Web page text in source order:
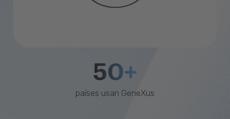
50+
países usan GeneXus